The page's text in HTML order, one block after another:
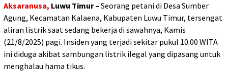
Aksaranusa, Luwu Timur – Seorang petani di Desa Sumber
Agung, Kecamatan Kalaena, Kabupaten Luwu Timur, tersengat
aliran listrik saat sedang bekerja di sawahnya, Kamis
(21/8/2025) pagi. Insiden yang terjadi sekitar pukul 10.00 WITA
ini diduga akibat sambungan listrik ilegal yang dipasang untuk
menghalau hama tikus.